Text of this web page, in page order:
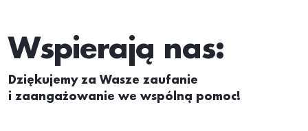
Wspierają nas:
Dziękujemy za Wasze zaufanie
i zaangażowanie we wspólną pomoc!